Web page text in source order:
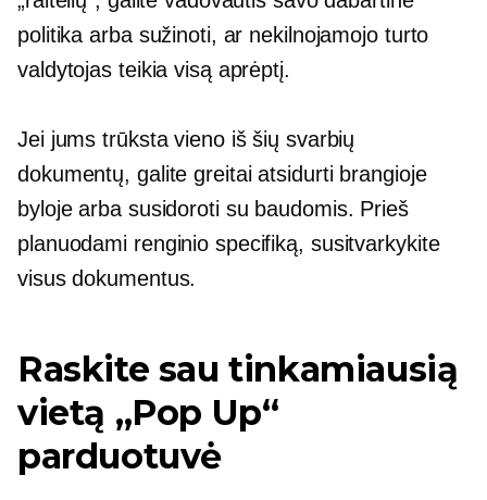
politika arba sužinoti, ar nekilnojamojo turto
valdytojas teikia visą aprėptį.
Jei jums trūksta vieno iš šių svarbių
dokumentų, galite greitai atsidurti brangioje
byloje arba susidoroti su baudomis. Prieš
planuodami renginio specifiką, susitvarkykite
visus dokumentus.
Raskite sau tinkamiausią
vietą „Pop Up“
parduotuvė